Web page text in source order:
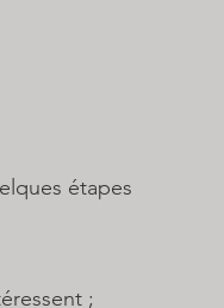
étapes
;